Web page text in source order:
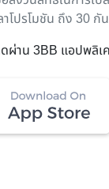
ลาโปรโมชัน ถึง 30
ผ่าน 3BB แอปพลิเ